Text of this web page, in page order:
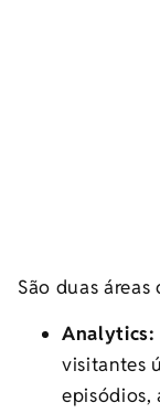
São duas áreas
Analytics:
visitantes
episódios,